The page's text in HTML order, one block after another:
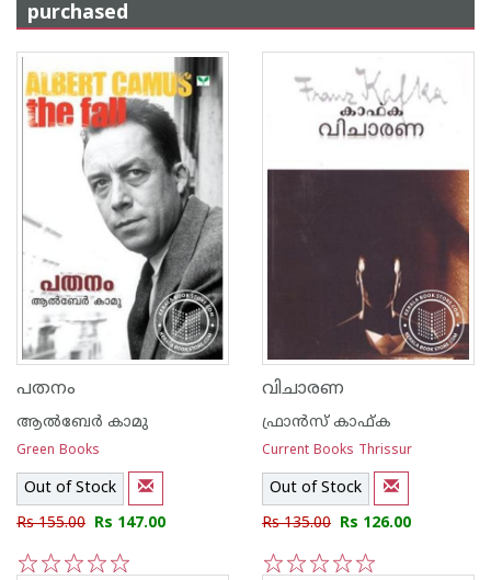
purchased
പതനം
ആല്‍ബേര്‍ കാമു
Green Books
Out of Stock
Rs 155.00 Rs 147.00
വിചാരണ
ഫ്രാന്‍സ് കാഫ്ക
Current Books Thrissur
Out of Stock
Rs 135.00 Rs 126.00